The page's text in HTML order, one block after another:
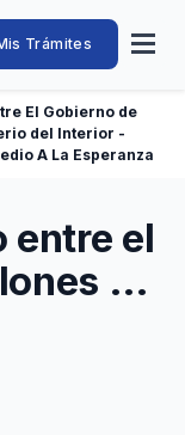
Abrir
Trámites
El Gobierno de
del Interior -
A La Esperanza
entre el
y
-
Medio